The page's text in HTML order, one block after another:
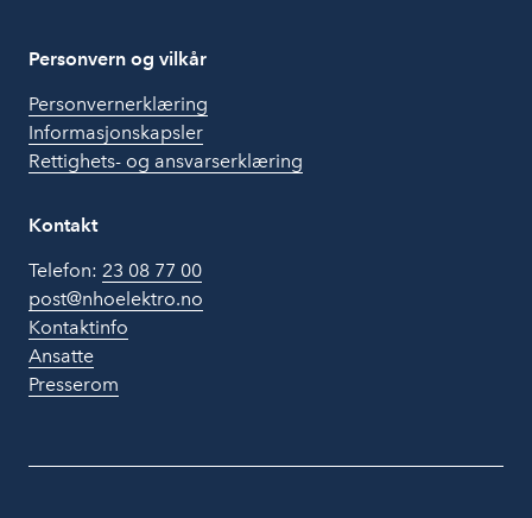
Personvern og vilkår
Personvernerklæring
Informasjonskapsler
Rettighets- og ansvarserklæring
Kontakt
Telefon: 23 08 77 00
post@nhoelektro.no
Kontaktinfo
Ansatte
Presserom